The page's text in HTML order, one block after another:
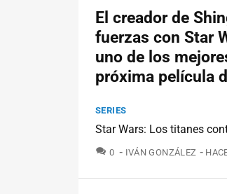
El creador de
fuerzas con Star
uno de los
próxima película
SERIES
Star Wars: Los titanes
0 COMENTARIOS
IVÁN GONZÁLEZ